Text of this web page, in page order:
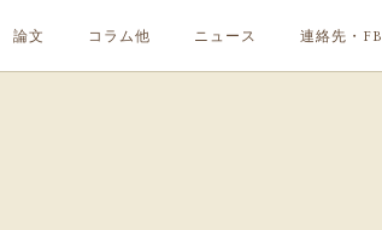
論文 コラム他 ニュース 連絡先・FB